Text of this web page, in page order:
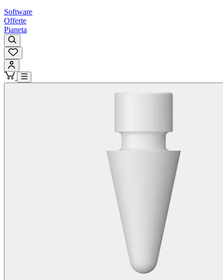
Software
Offerte
Pianeta